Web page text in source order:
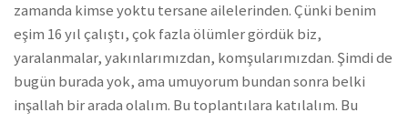
zamanda kimse yoktu tersane ailelerinden. Çünki benim
eşim 16 yıl çalıştı, çok fazla ölümler gördük biz,
yaralanmalar, yakınlarımızdan, komşularımızdan. Şimdi de
bugün burada yok, ama umuyorum bundan sonra belki
inşallah bir arada olalım. Bu toplantılara katılalım. Bu